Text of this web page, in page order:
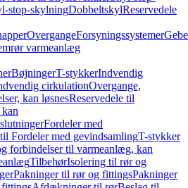
stop-skylningDobbeltskylReservedele
OvergangeForsyningssystemer
varmeanlæg
BøjningerT-stykkerIndvendig
cirkulationOvergange,
kan løsnesReservedele til
Fordeler med
Fordeler med gevindsamlingT-stykker
forbindelser til varmeanlæg, kan
TilbehørIsolering til rør og
Pakninger til rør og fittingsPakninger